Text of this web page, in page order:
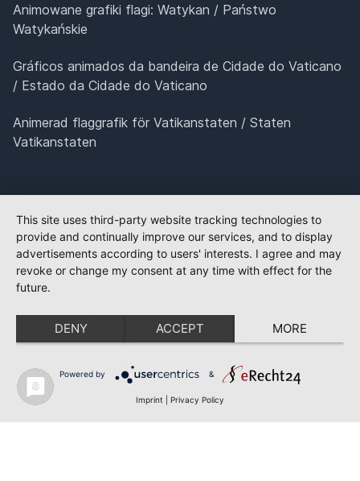
Animowane grafiki flagi: Watykan / Państwo
Watykańskie
Gráficos animados da bandeira de Cidade do Vaticano
/ Estado da Cidade do Vaticano
Animerad flaggrafik för Vatikanstaten / Staten
Vatikanstaten
This site uses third-party website tracking technologies to
provide and continually improve our services, and to display
advertisements according to users' interests. I agree and may
revoke or change my consent at any time with effect for the
future.
DENY ACCEPT MORE
Powered by &
Imprint Privacy Policy